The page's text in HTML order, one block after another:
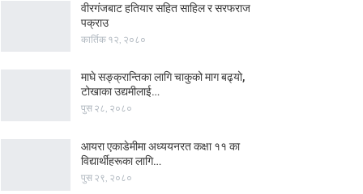
वीरगंजबाट हतियार सहित साहिल र सरफराज
पक्राउ
कार्तिक १२, २०८०
माघे सङ्क्रान्तिका लागि चाकुको माग बढ्यो,
टोखाका उद्यमीलाई…
पुस २८, २०८०
आयरा एकाडेमीमा अध्ययनरत कक्षा ११ का
विद्यार्थीहरूका लागि…
पुस २९, २०८०